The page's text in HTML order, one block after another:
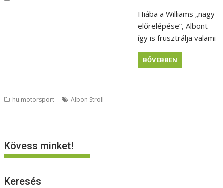
Hiába a Williams „nagy
előrelépése”, Albont
így is frusztrálja valami
BŐVEBBEN
hu.motorsport Albon Stroll
Kövess minket!
Keresés